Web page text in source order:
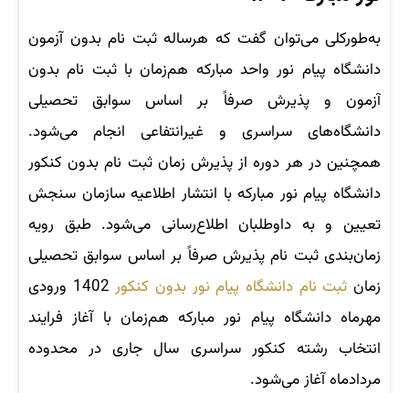
به‌طورکلی می‌توان گفت که هرساله ثبت نام بدون آزمون
دانشگاه پیام نور واحد مبارکه هم‌زمان با ثبت نام بدون
آزمون و پذیرش صرفاً بر اساس سوابق تحصیلی
دانشگاه‌های سراسری و غیرانتفاعی انجام می‌شود.
همچنین در هر دوره از پذیرش زمان ثبت نام بدون کنکور
دانشگاه پیام نور مبارکه با انتشار اطلاعیه سازمان سنجش
تعیین و به داوطلبان اطلاع‌رسانی می‌شود. طبق رویه
زمان‌بندی ثبت نام پذیرش صرفاً بر اساس سوابق تحصیلی
زمان ثبت نام دانشگاه پیام نور بدون کنکور
1402 ورودی
مهرماه دانشگاه پیام نور مبارکه هم‌زمان با آغاز فرایند
انتخاب رشته کنکور سراسری سال جاری در محدوده
مردادماه آغاز می‌شود.